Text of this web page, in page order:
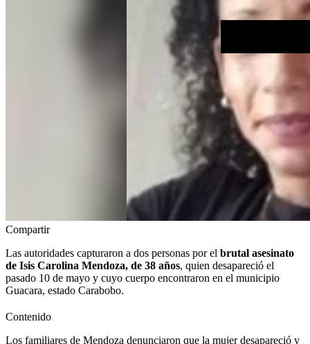
Compartir
Las autoridades capturaron a dos personas por el brutal asesinato
de Isis Carolina Mendoza, de 38 años, quien desapareció el
pasado 10 de mayo y cuyo cuerpo encontraron en el municipio
Guacara, estado Carabobo.
Contenido
Los familiares de Mendoza denunciaron que la mujer desapareció y